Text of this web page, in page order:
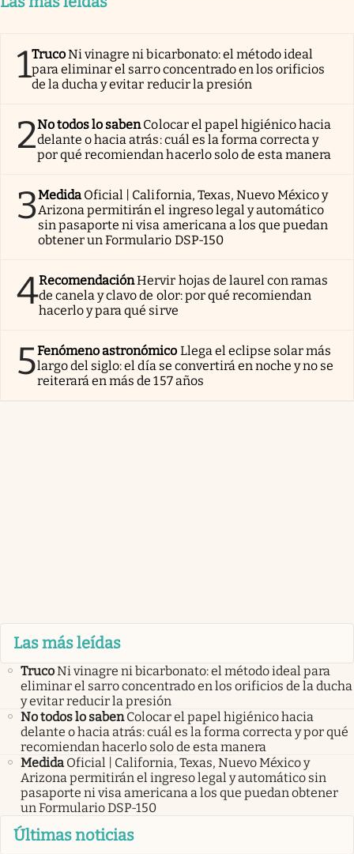
1TrucoNi vinagre ni bicarbonato: el método ideal
para eliminar el sarro concentrado en los orificios
de la ducha y evitar reducir la presión
2No todos lo sabenColocar el papel higiénico hacia
delante o hacia atrás: cuál es la forma correcta y
por qué recomiendan hacerlo solo de esta manera
3Medida Oficial | California, Texas, Nuevo México y
Arizona permitirán el ingreso legal y automático
sin pasaporte ni visa americana a los que puedan
obtener un Formulario DSP-150
4RecomendaciónHervir hojas de laurel con ramas
de canela y clavo de olor: por qué recomiendan
hacerlo y para qué sirve
5Fenómeno astronómico Llega el eclipse solar más
largo del siglo: el día se convertirá en noche y no se
reiterará en más de 157 años
Las más leídas
TrucoNi vinagre ni bicarbonato: el método ideal para
eliminar el sarro concentrado en los orificios de la ducha
y evitar reducir la presión
No todos lo saben Colocar el papel higiénico hacia
delante o hacia atrás: cuál es la forma correcta y por qué
recomiendan hacerlo solo de esta manera
Medida Oficial | California, Texas, Nuevo México y
Arizona permitirán el ingreso legal y automático sin
pasaporte ni visa americana a los que puedan obtener
un Formulario DSP-150
Últimas noticias